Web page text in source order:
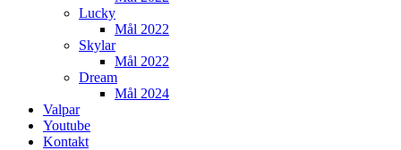
Lucky
Mål 2022
Skylar
Mål 2022
Dream
Mål 2024
Valpar
Youtube
Kontakt